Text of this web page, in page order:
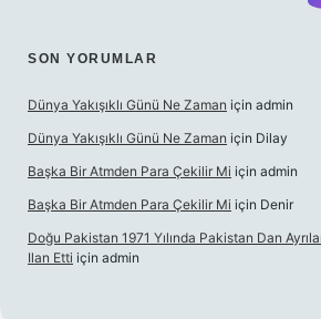
SON YORUMLAR
Dünya Yakışıklı Günü Ne Zaman için admin
Dünya Yakışıklı Günü Ne Zaman için Dilay
Başka Bir Atmden Para Çekilir Mi için admin
Başka Bir Atmden Para Çekilir Mi için Denir
Doğu Pakistan 1971 Yılında Pakistan Dan
Ilan Etti için admin